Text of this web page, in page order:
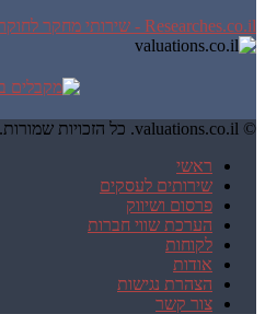
Researches.co.il - שירותי מחקר לחוקרים באקדמיה
© valuations.co.il. כל הזכויות שמורות. |
ראשי
שירותים לעסקים
פרסום ושיווק
הערכת שווי חברות
לקוחות
אודות
הצהרת נגישות
צור קשר